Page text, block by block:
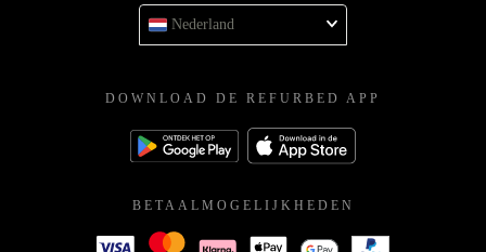
Nederland
DOWNLOAD DE REFURBED APP
BETAALMOGELIJKHEDEN